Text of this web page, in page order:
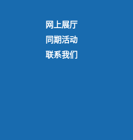
网上展厅
同期活动
联系我们